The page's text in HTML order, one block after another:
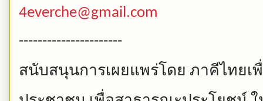
4everche@gmail.com
----------------------
สนับสนุนการเผยแพร่โดย ภาคีไทยเ